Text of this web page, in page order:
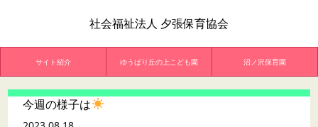
社会福祉法人 夕張保育協会
サイト紹介 ゆうばり丘の上こども園 沼ノ沢保育園
今週の様子は